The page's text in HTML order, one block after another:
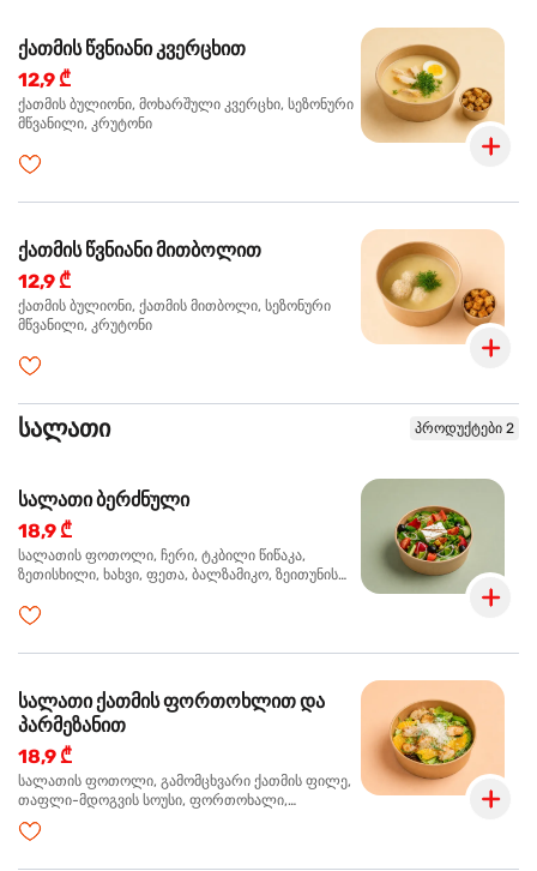
ქათმის წვნიანი კვერცხით
12,9 ₾
ქათმის ბულიონი, მოხარშული კვერცხი, სეზონური
მწვანილი, კრუტონი
ქათმის წვნიანი მითბოლით
12,9 ₾
ქათმის ბულიონი, ქათმის მითბოლი, სეზონური
მწვანილი, კრუტონი
სალათი პროდუქტები 2
სალათი ბერძნული
18,9 ₾
სალათის ფოთოლი, ჩერი, ტკბილი წიწაკა,
ზეთისხილი, ხახვი, ფეთა, ბალზამიკო, ზეითუნის
სალათი ქათმის ფორთოხლით და
პარმეზანით
18,9 ₾
სალათის ფოთოლი, გამომცხვარი ქათმის ფილე,
თაფლი-მდოგვის სოუსი, ფორთოხალი,
პარმეზანი, ტუფელის ზეთი